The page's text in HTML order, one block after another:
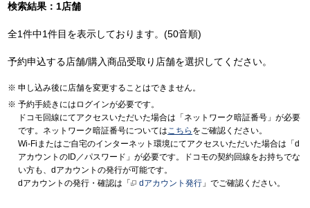
検索結果：1店舗
全1件中1件目を表示しております。(50音順)
予約申込する店舗/購入商品受取り店舗を選択してください。
申し込み後に店舗を変更することはできません。
予約手続きにはログインが必要です。
ドコモ回線にてアクセスいただいた場合は「ネットワーク暗証番号」が必要
です。ネットワーク暗証番号についてはこちら をご確認ください。
Wi-Fiまたはご自宅のインターネット環境にてアクセスいただいた場合は「d
アカウントのID／パスワード」が必要です。ドコモの契約回線をお持ちでな
い方も、dアカウントの発行が可能です。
dアカウントの発行・確認は「
dアカウント発行 」でご確認ください。